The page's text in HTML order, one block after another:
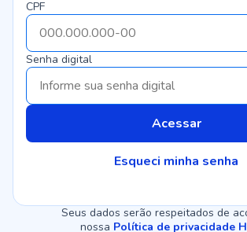
CPF
Senha digital
Acessar
Esqueci minha senha
Seus dados serão respeitados de
nossa Política de privacidade